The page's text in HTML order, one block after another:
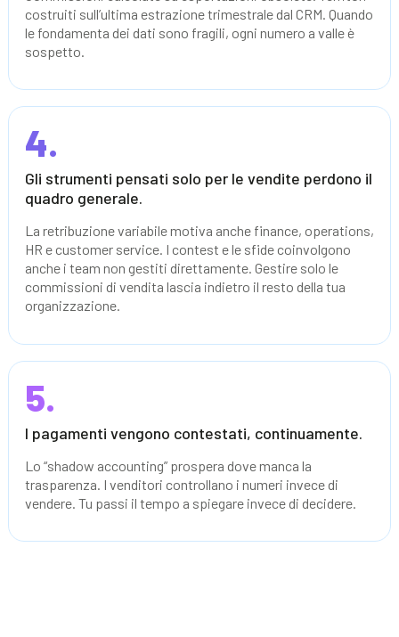
costruiti sull’ultima estrazione trimestrale dal CRM. Quando
le fondamenta dei dati sono fragili, ogni numero a valle è
sospetto.
4.
Gli strumenti pensati solo per le vendite perdono il
quadro generale.
La retribuzione variabile motiva anche finance, operations,
HR e customer service. I contest e le sfide coinvolgono
anche i team non gestiti direttamente. Gestire solo le
commissioni di vendita lascia indietro il resto della tua
organizzazione.
5.
I pagamenti vengono contestati, continuamente.
Lo “shadow accounting” prospera dove manca la
trasparenza. I venditori controllano i numeri invece di
vendere. Tu passi il tempo a spiegare invece di decidere.